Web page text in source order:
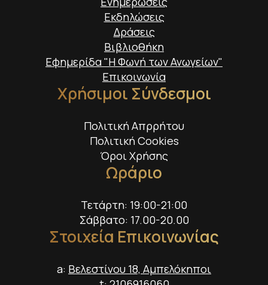
Εκδηλώσεις
Δράσεις
Βιβλιοθήκη
Εφημερίδα "Η Φωνή των Ανωγείων"
Επικοινωνία
Χρήσιμοι Σύνδεσμοι
Πολιτική Απρρήτου
Πολιτική Cookies
Όροι Χρήσης
Ωράριο
Τετάρτη: 19:00-21:00
Σάββατο: 17.00-20.00
Στοιχεία Επικοινωνίας
a: Βελεστίνου 18, Αμπελόκηποι